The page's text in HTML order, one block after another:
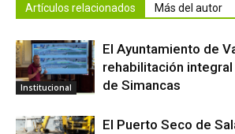
Artículos relacionados Más del autor
Institucional
El Ayuntamiento de
rehabilitación
de Simancas
El Puerto Seco de